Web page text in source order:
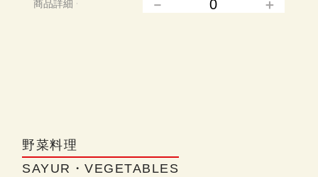
商品詳細
野菜料理
SAYUR・VEGETABLES